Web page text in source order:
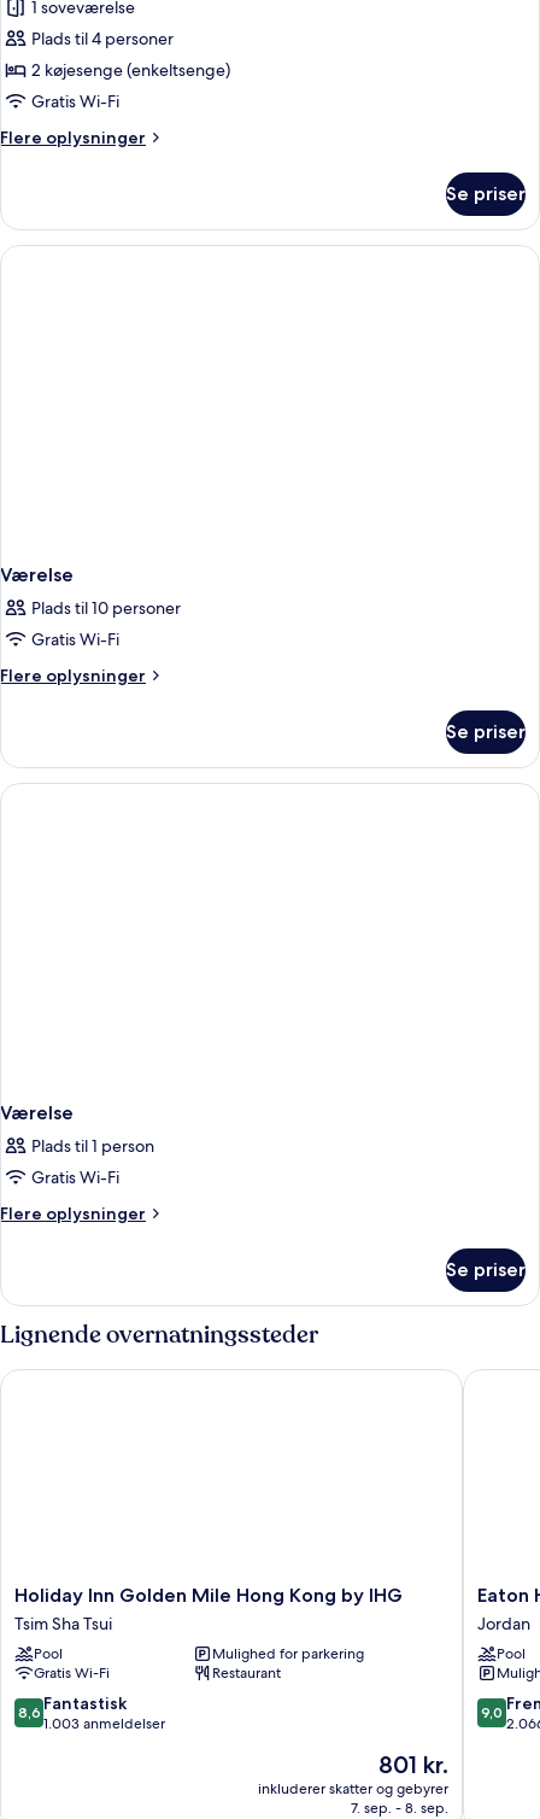
Basic-
fællessovesal
1 soveværelse
Plads til 4 personer
2 køjesenge (enkeltsenge)
Gratis Wi-Fi
Flere oplysninger
Flere
fællessovesal
Se priser
Værelse
Plads til 10 personer
Gratis Wi-Fi
Flere oplysninger
Flere
Se priser
Værelse
Plads til 1 person
Gratis Wi-Fi
Flere oplysninger
Flere
Se priser
Lignende overnatningssteder
Holiday
Inn
Golden
Mile
Hong
Kong
by
Holiday Inn Golden Mile Hong Kong by IHG
Tsim Sha Tsui
Pool
Mulighed for parkering
Gratis Wi-Fi
Restaurant
8.6
ud
8,6 Fantastisk
1.003 anmeldelser
Prisen
801 kr.
801 kr.
inkluderer skatter og gebyrer
7. sep. - 8. sep.
Holiday Inn Golden Mile Hong Kong by IHG
Eaton
HK
Jordan
Eaton
Jordan
Pool
9.0
ud
9,0
Eaton